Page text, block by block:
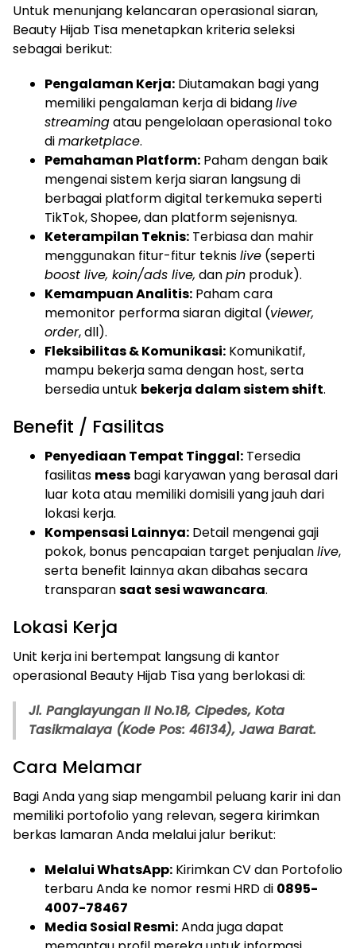
Untuk menunjang kelancaran operasional siaran,
Beauty Hijab Tisa menetapkan kriteria seleksi
sebagai berikut:
Pengalaman Kerja: Diutamakan bagi yang
memiliki pengalaman kerja di bidanglive
streamingatau pengelolaan operasional toko
dimarketplace.
Pemahaman Platform: Paham dengan baik
mengenai sistem kerja siaran langsung di
berbagai platform digital terkemuka seperti
TikTok, Shopee, dan platform sejenisnya.
Keterampilan Teknis: Terbiasa dan mahir
menggunakan fitur-fitur teknislive (seperti
boost live, koin/ads live, danpin produk).
Kemampuan Analitis: Paham cara
memonitor performa siaran digital (viewer,
order, dll).
Fleksibilitas & Komunikasi: Komunikatif,
mampu bekerja sama dengan host, serta
bersedia untuk bekerja dalam sistem shift.
Benefit / Fasilitas
Penyediaan Tempat Tinggal: Tersedia
fasilitas mess bagi karyawan yang berasal dari
luar kota atau memiliki domisili yang jauh dari
lokasi kerja.
Kompensasi Lainnya: Detail mengenai gaji
pokok, bonus pencapaian target penjualanlive,
serta benefit lainnya akan dibahas secara
transparansaat sesi wawancara.
Lokasi Kerja
Unit kerja ini bertempat langsung di kantor
operasional Beauty Hijab Tisa yang berlokasi di:
Jl. Panglayungan II No.18, Cipedes, Kota
Tasikmalaya (Kode Pos: 46134), Jawa Barat.
Cara Melamar
Bagi Anda yang siap mengambil peluang karir ini dan
memiliki portofolio yang relevan, segera kirimkan
berkas lamaran Anda melalui jalur berikut:
Melalui WhatsApp: Kirimkan CV dan Portofolio
terbaru Anda ke nomor resmi HRD di 0895-
4007-78467
Media Sosial Resmi:Anda juga dapat